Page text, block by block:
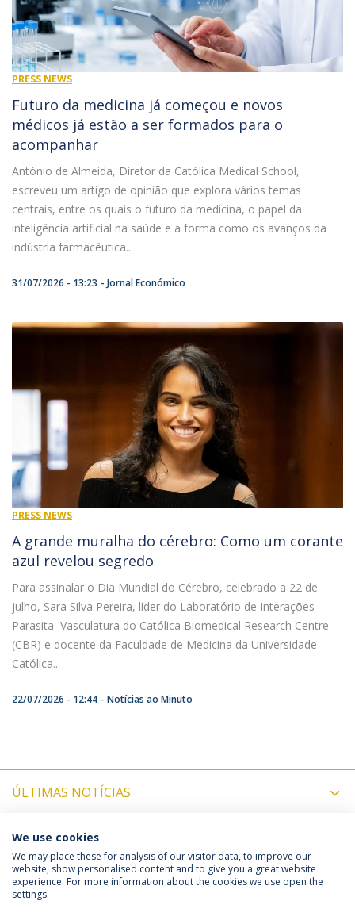
PRESS NEWS
Futuro da medicina já começou e novos
médicos já estão a ser formados para o
acompanhar
António de Almeida, Diretor da Católica Medical School,
escreveu um artigo de opinião que explora vários temas
centrais, entre os quais o futuro da medicina, o papel da
inteligência artificial na saúde e a forma como os avanços da
indústria farmacêutica...
31/07/2026 - 13:23 Jornal Económico
PRESS NEWS
A grande muralha do cérebro: Como um corante
azul revelou segredo
Para assinalar o Dia Mundial do Cérebro, celebrado a 22 de
julho, Sara Silva Pereira, líder do Laboratório de Interações
Parasita–Vasculatura do Católica Biomedical Research Centre
(CBR) e docente da Faculdade de Medicina da Universidade
Católica...
22/07/2026 - 12:44 Notícias ao Minuto
ÚLTIMAS NOTÍCIAS
PRÓXIMOS EVENTOS
Política de Privacidade
Termos & Condições
We use cookies
We may place these for analysis of our visitor data, to improve our
website, show personalised content and to give you a great website
experience. For more information about the cookies we use open the
settings.